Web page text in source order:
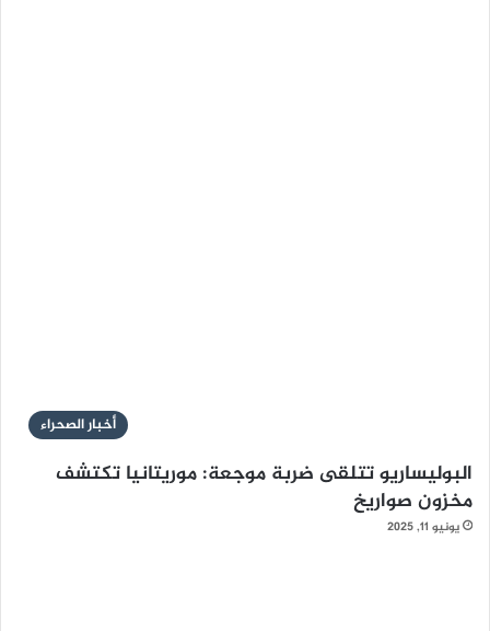
أخبار الصحراء
البوليساريو تتلقى ضربة موجعة: موريتانيا تكتشف
مخزون صواريخ
يونيو 11, 2025